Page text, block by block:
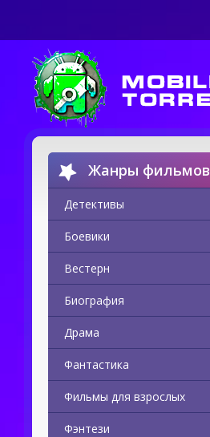
Жанры фильмов
Детективы
Боевики
Вестерн
Биография
Драма
Фантастика
Фильмы для взрослых
Фэнтези